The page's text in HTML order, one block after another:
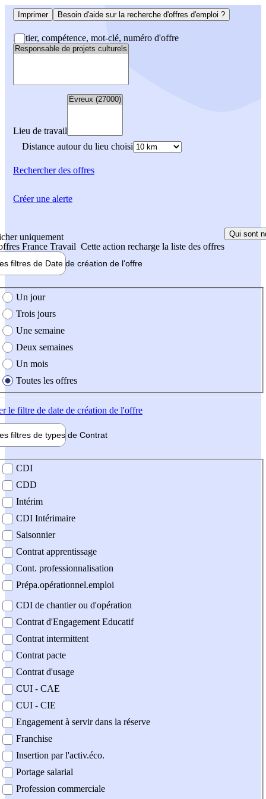
Imprimer Besoin d'aide sur la recherche d'offres d'emploi ?
Métier, compétence, mot-clé, numéro d'offre
Lieu de travail
Distance autour du lieu choisi
Rechercherdes offres
uniquement
France Travail Cette action recharge la liste des offres
Qui sont
filtres de Date de création de l'offre
création de l'offre
Un jour
Trois jours
Une semaine
Deux semaines
Un mois
Toutes les offres
le filtre de date de création de l'offre
filtres de types de Contrat
contrat
CDI
CDD
Intérim
CDI Intérimaire
Saisonnier
Contrat apprentissage
Cont. professionnalisation
Prépa.opérationnel.emploi
CDI de chantier ou d'opération
Contrat d'Engagement Educatif
Contrat intermittent
Contrat pacte
Contrat d'usage
CUI - CAE
CUI - CIE
Engagement à servir dans la réserve
Franchise
Insertion par l'activ.éco.
Portage salarial
Profession commerciale
Créer une alerte